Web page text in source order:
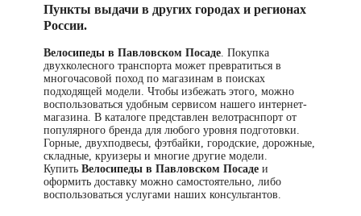
Пункты выдачи в других городах и регионах
России.
Велосипеды в Павловском Посаде. Покупка
двухколесного транспорта может превратиться в
многочасовой поход по магазинам в поисках
подходящей модели. Чтобы избежать этого, можно
воспользоваться удобным сервисом нашего интернет-
магазина. В каталоге представлен велотраснпорт от
популярного бренда для любого уровня подготовки.
Горные, двухподвесы, фэтбайки, городские, дорожные,
складные, круизеры и многие другие модели.
Купить Велосипеды в Павловском Посаде и
оформить доставку можно самостоятельно, либо
воспользоваться услугами наших консультантов.